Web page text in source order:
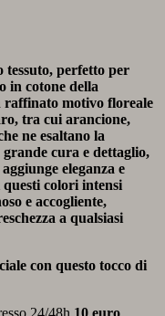
tessuto, perfetto per
in cotone della
raffinato motivo floreale
tra cui arancione,
ne esaltano la
cura e dettaglio,
eleganza e
colori intensi
e accogliente,
a qualsiasi
con questo tocco di
24/48h 10 euro